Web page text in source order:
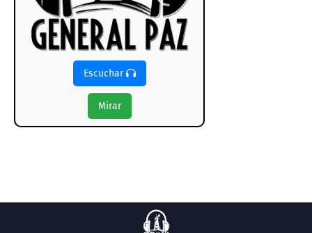
Escuchar
Mirar